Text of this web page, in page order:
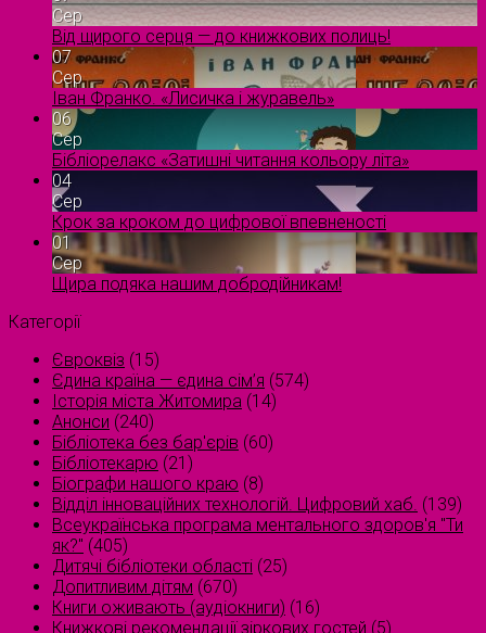
Сер
Від щирого серця — до книжкових полиць!
07
Сер
Іван Франко. «Лисичка і журавель»
06
Сер
Бібліорелакс «Затишні читання кольору літа»
04
Сер
Крок за кроком до цифрової впевненості
01
Сер
Щира подяка нашим добродійникам!
Категорії
Євроквіз (15)
Єдина країна — єдина сім’я (574)
Історія міста Житомира (14)
Анонси (240)
Бібліотека без бар'єрів (60)
Бібліотекарю (21)
Біографи нашого краю (8)
Відділ інноваційних технологій. Цифровий хаб. (139)
Всеукраїнська програма ментального здоров'я "Ти
як?" (405)
Дитячі бібліотеки області (25)
Допитливим дітям (670)
Книги оживають (аудіокниги) (16)
Книжкові рекомендації зіркових гостей (5)